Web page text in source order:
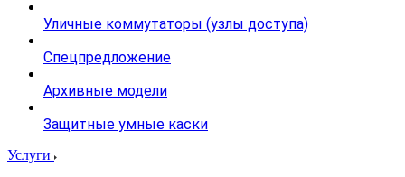
Уличные коммутаторы (узлы доступа)
Спецпредложение
Архивные модели
Защитные умные каски
Услуги